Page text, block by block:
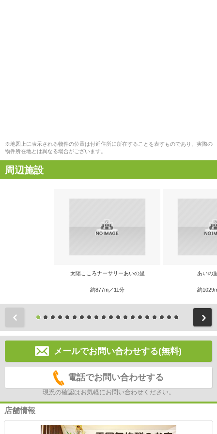
※地図上に表示される物件の位置は付近住所に所在することを表すものであり、実際の
物件所在地とは異なる場合がございます。
周辺施設
太陽こころナーサリーあいの里
約877m／11分
あいの
約
メールでお問い合わせする(無料)
電話でお問い合わせする
現況の確認はお気軽にお問い合わせください。
店舗情報